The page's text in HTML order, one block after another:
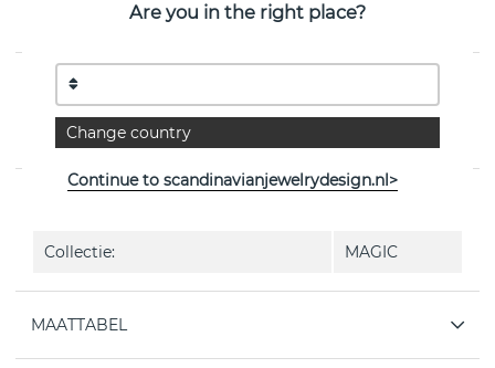
PRODUCTOMSCHRIJVING
MAGIC SOLITAIRE is een diamantring PAVÉ 0.33 ct i 18k
Witgoud van het Deense Georg Jensen
Collectie: MAGIC
MAATTABEL
Are you in the right place?
Change country
Continue to scandinavianjewelrydesign.nl>